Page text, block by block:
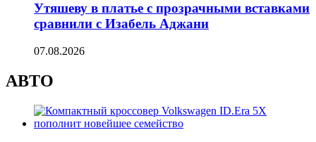
Утяшеву в платье с прозрачными вставками
сравнили с Изабель Аджани
07.08.2026
АВТО